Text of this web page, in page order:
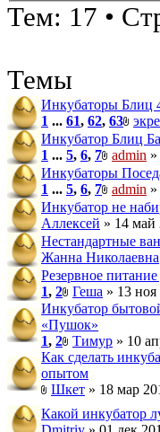
Тем: 17 •
Темы
Инкубаторы Блиц
1 ... 61, 62, 63
Инкубатор Блиц
1 ... 5, 6, 7 admin
Инкубаторы
1 ... 5, 6, 7 admin
Инкубатор не
Аллексей » 14 май
Нестандартные
Жанна Николаевна
Резервное
1, 2 Геша » 13
Инкубатор
«Пушок»
1, 2 Тимур » 10
Как сделать
опытом
Шкет » 18 мар
Какой инкубатор